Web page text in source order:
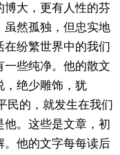
大，更有人性的芬
虽然孤独，但忠实地
在纷繁世界中的我们
些纯净。他的散文
，绝少雕饰，犹
民的，就发生在我们
。这些是文章，初
。他的文字每每读后